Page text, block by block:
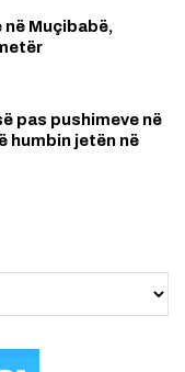
Muçibabë,
pas pushimeve në
humbin jetën në